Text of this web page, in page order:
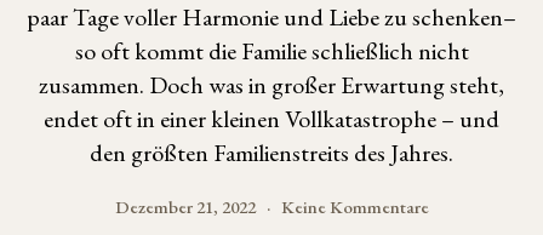
paar Tage voller Harmonie und Liebe zu schenken–
so oft kommt die Familie schließlich nicht
zusammen. Doch was in großer Erwartung steht,
endet oft in einer kleinen Vollkatastrophe – und
den größten Familienstreits des Jahres.
Dezember 21, 2022 Keine Kommentarezu